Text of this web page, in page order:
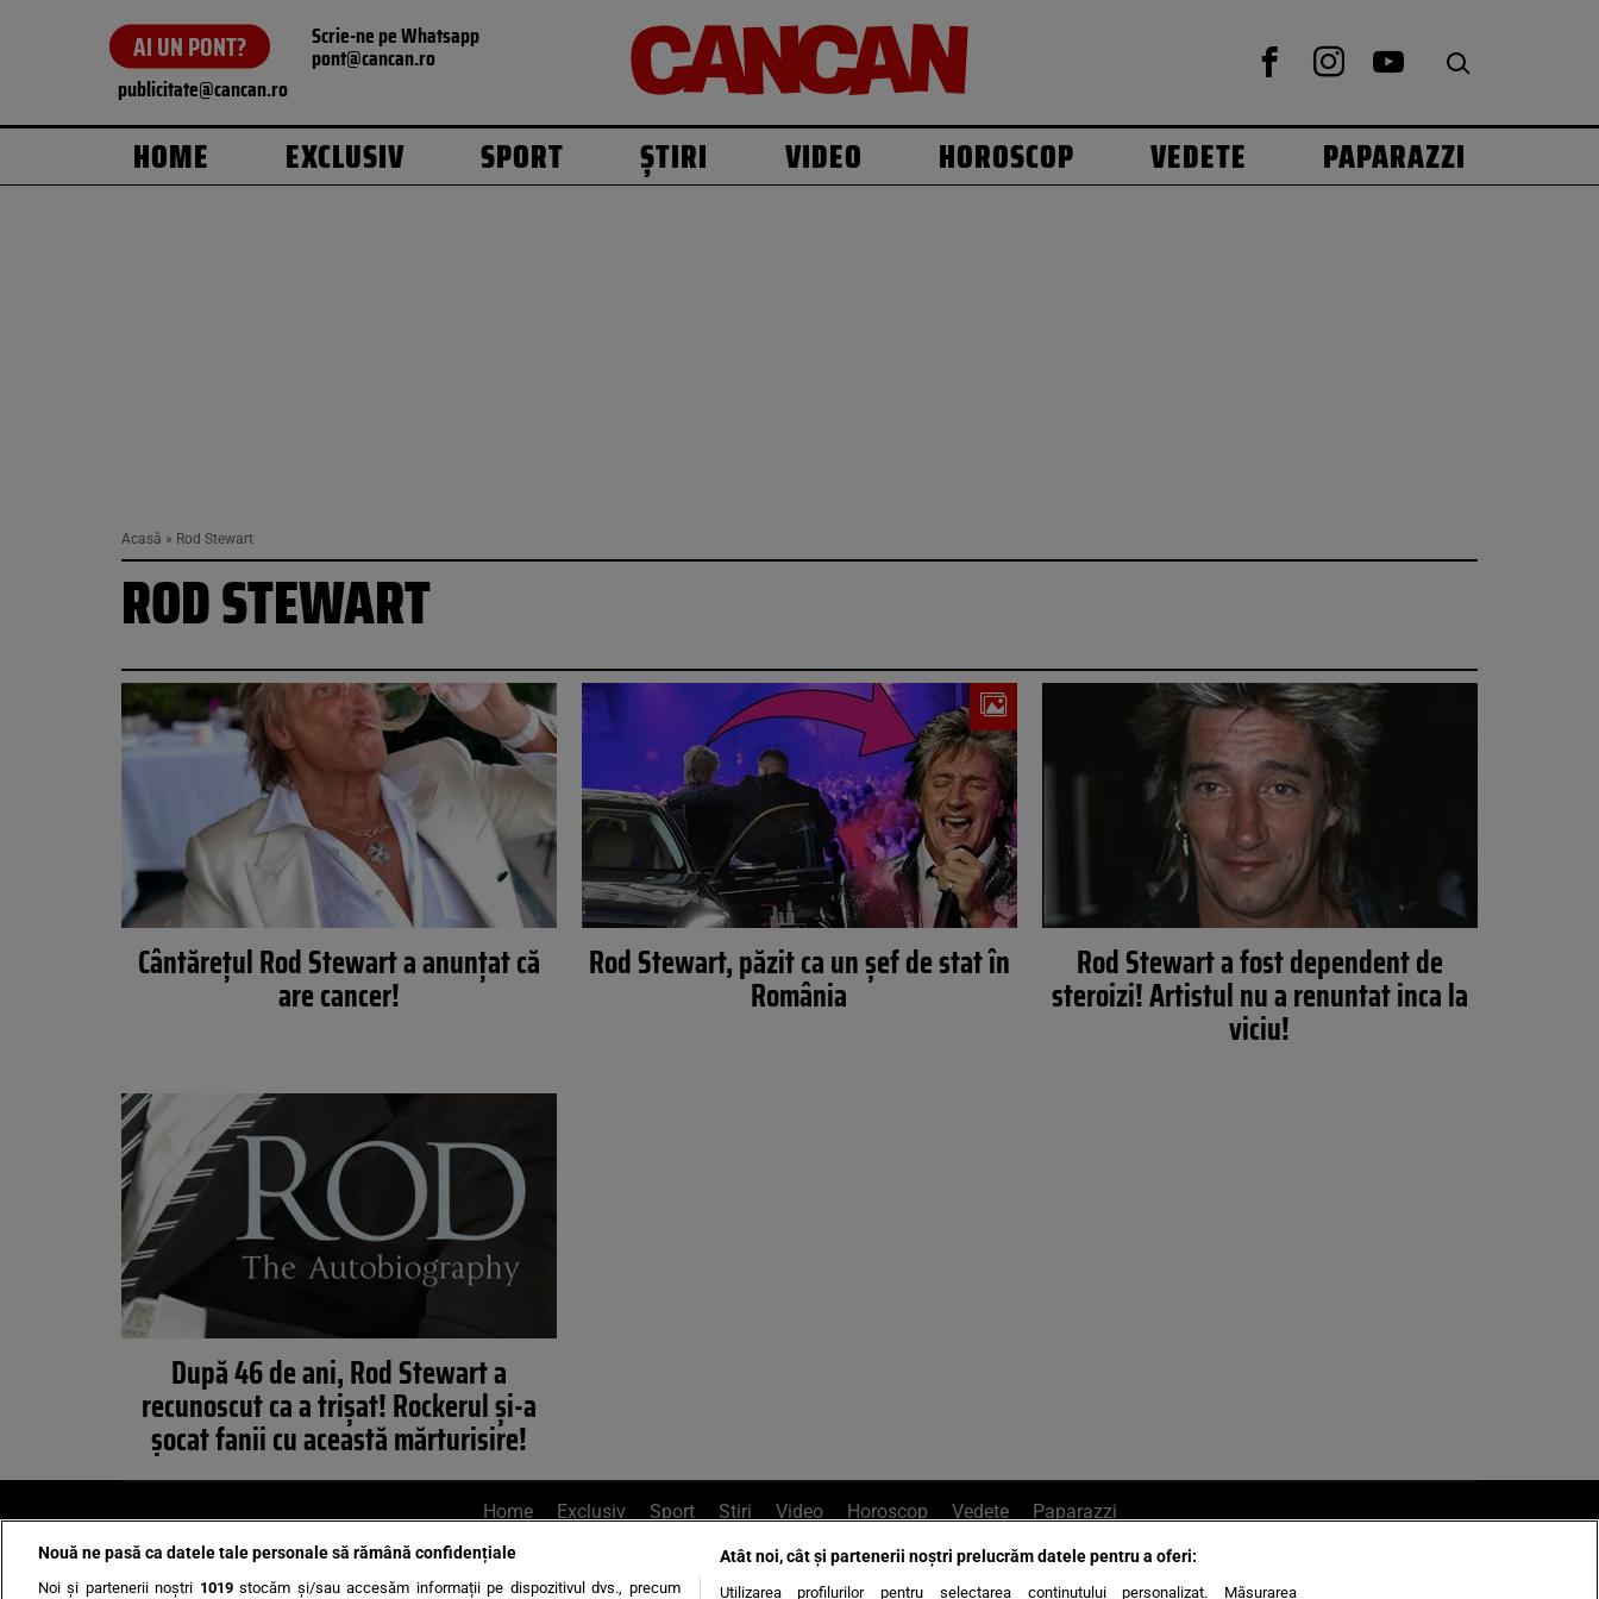
AI UN PONT? Scrie-ne pe Whatsapp
pont@cancan.ro
publicitate@cancan.ro
HOME EXCLUSIV SPORT ȘTIRI VIDEO HOROSCOP VEDETE PAPARAZZI
Acasă » Rod Stewart
ROD STEWART
Cântărețul Rod Stewart a anunțat că
are cancer!
Rod Stewart, păzit ca un șef de stat în
România
Rod Stewart a fost dependent de
steroizi! Artistul nu a renuntat inca la
viciu!
După 46 de ani, Rod Stewart a
recunoscut ca a trişat! Rockerul şi-a
şocat fanii cu această mărturisire!
Home Exclusiv Sport Știri Video Horoscop Vedete Paparazzi
AI UN PONT? Scrie-ne pe Whatsapp, sună la 0741226226 sau trimite mail la pont@cancan.ro
Nouă ne pasă ca datele tale personale să rămână confidențiale
Noi și partenerii noștri 1019stocăm și/sau accesăm informații pe dispozitivul dvs., precum
Atât noi, cât și partenerii noștri prelucrăm datele pentru a oferi:
Utilizarea profilurilor pentru selectarea conținutului personalizat. Măsurarea